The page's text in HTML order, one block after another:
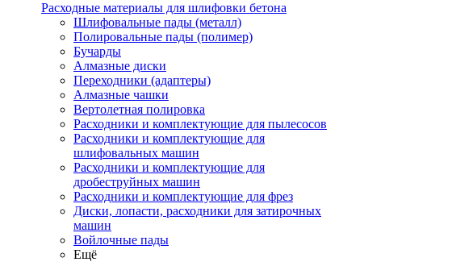
Расходные материалы для шлифовки бетона
Шлифовальные пады (металл)
Полировальные пады (полимер)
Бучарды
Алмазные диски
Переходники (адаптеры)
Алмазные чашки
Вертолетная полировка
Расходники и комплектующие для пылесосов
Расходники и комплектующие для
шлифовальных машин
Расходники и комплектующие для
дробеструйных машин
Расходники и комплектующие для фрез
Диски, лопасти, расходники для затирочных
машин
Войлочные пады
Ещё